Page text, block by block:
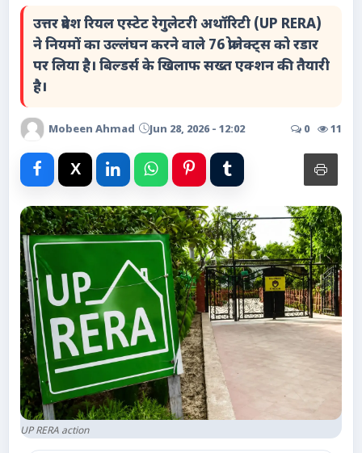
विशेष लेख
धर्म और अध्यात्म
Advertise with Us
Events
Gallery
Videos
Contacts
उत्तर प्रदेश रियल एस्टेट रेगुलेटरी अथॉरिटी (UP RERA)
ने नियमों का उल्लंघन करने वाले 76 प्रोजेक्ट्स को रडार
पर लिया है। बिल्डर्स के खिलाफ सख्त एक्शन की तैयारी
है।
Mobeen Ahmad Jun 28, 2026 - 12:02 0 11
UP RERA action